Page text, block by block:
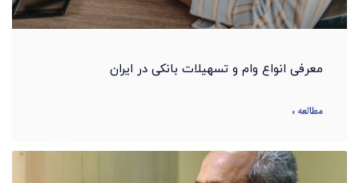
معرفی انواع وام و تسهیلات بانکی در ایران
مطالعه »